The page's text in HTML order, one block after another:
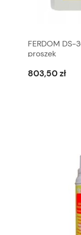
FERDOM DS-
proszek
803,50 zł